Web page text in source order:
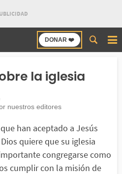
DONAR ❤️
la iglesia
nuestros editores
han aceptado a Jesús
quiere que su iglesia
congregarse como
cumplir con la misión de